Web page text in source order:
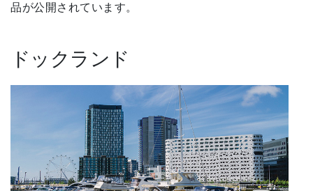
品が公開されています。
ドックランド